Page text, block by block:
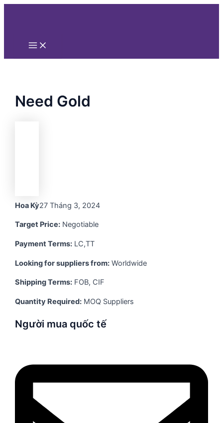
Nhảy
Main
Need Gold
Hoa Kỳ27 Tháng 3, 2024
Target Price: Negotiable
Payment Terms: LC,TT
Looking for suppliers from: Worldwide
Shipping Terms: FOB, CIF
Quantity Required: MOQ Suppliers
Người mua quốc tế